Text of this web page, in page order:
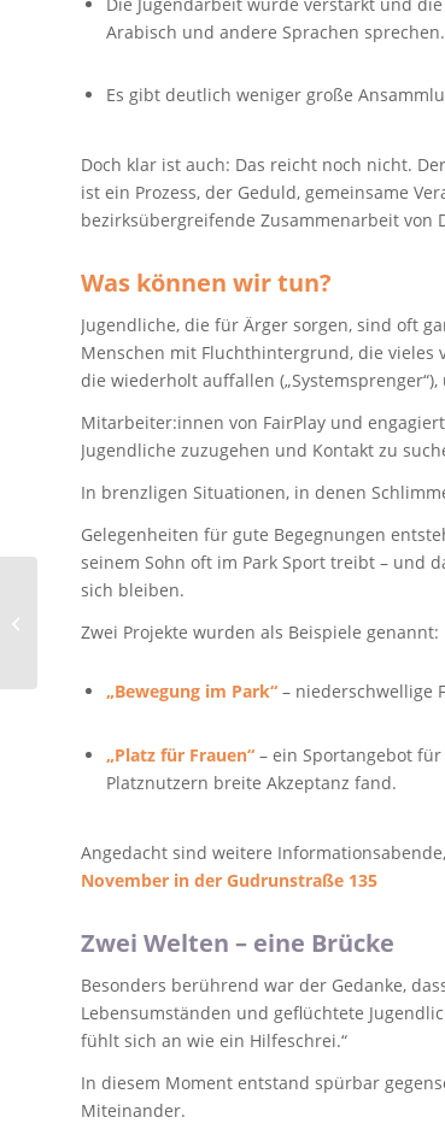
Arabisch und andere Sprachen sprechen.
Es gibt deutlich weniger große
Doch klar ist auch: Das reicht noch nicht.
ist ein Prozess, der Geduld, gemeinsame
bezirksübergreifende Zusammenarbeit von
Was können wir tun?
Jugendliche, die für Ärger sorgen, sind oft
Menschen mit Fluchthintergrund, die vieles
die wiederholt auffallen
Mitarbeiter:innen von FairPlay und
Jugendliche zuzugehen und Kontakt zu
In brenzligen Situationen, in denen
Gelegenheiten für gute Begegnungen
seinem Sohn oft im Park Sport treibt – und
sich bleiben.
Zwei Projekte wurden als Beispiele genannt:
„Bewegung im Park“ – niederschwellige
„Platz für Frauen“ – ein Sportangebot
Platznutzern breite Akzeptanz fand.
Angedacht sind weitere
November in der Gudrunstraße 135
Zwei Welten – eine Brücke
Besonders berührend war der Gedanke,
Lebensumständen und geflüchtete
fühlt sich an wie ein Hilfeschrei.“
In diesem Moment entstand spürbar
Miteinander.
Skatepark SWV –
Eröffnungsfeier am 4.